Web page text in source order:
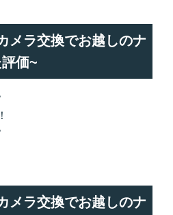
メラ交換でお越しのナ
価~
メラ交換でお越しのナ